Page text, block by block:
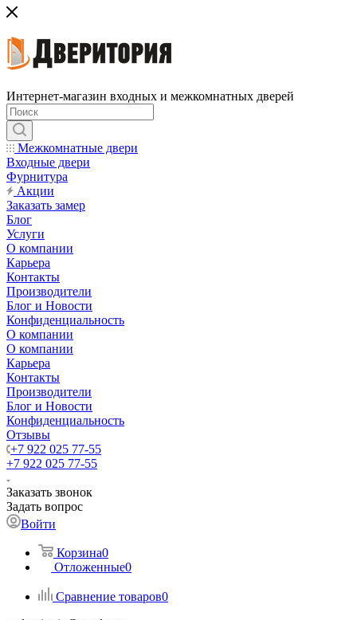
Интернет-магазин входных и межкомнатных дверей
Межкомнатные двери
Входные двери
Фурнитура
Акции
Заказать замер
Блог
Услуги
О компании
Карьера
Контакты
Производители
Блог и Новости
Конфиденциальность
О компании
О компании
Карьера
Контакты
Производители
Блог и Новости
Конфиденциальность
Отзывы
+7 922 025 77-55
+7 922 025 77-55
Заказать звонок
Задать вопрос
Войти
Корзина0
Отложенные0
Сравнение товаров0